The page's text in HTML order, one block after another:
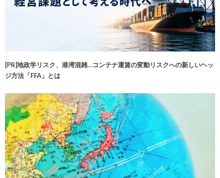
[PR]地政学リスク、港湾混雑…コンテナ運賃の変動リスクへの新しいヘッ
ジ方法「FFA」とは